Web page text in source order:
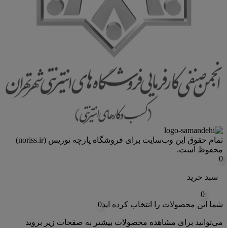
تمام حقوق اين وب‌سايت برای فروشگاه پارچه نوریس (noriss.ir)
محفوظ است.
0
سبد خرید
0
شما این محصولات را انتخاب کرده اید0
می‌توانید برای مشاهده محصولات بیشتر به صفحات زیر بروید